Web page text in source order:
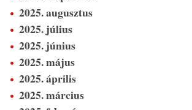
2025. augusztus
2025. július
2025. június
2025. május
2025. április
2025. március